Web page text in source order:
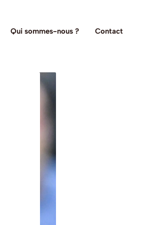
Qui sommes-nous ? Contact